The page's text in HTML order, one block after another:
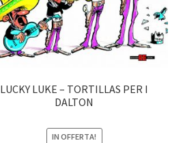
LUCKY LUKE – TORTILLAS PER I
DALTON
IN OFFERTA!